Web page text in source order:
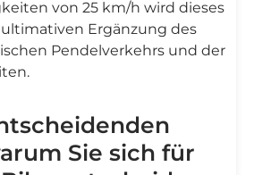
von 25 km/h wird dieses
ultimativen Ergänzung des
Pendelverkehrs und der
Sie sich für